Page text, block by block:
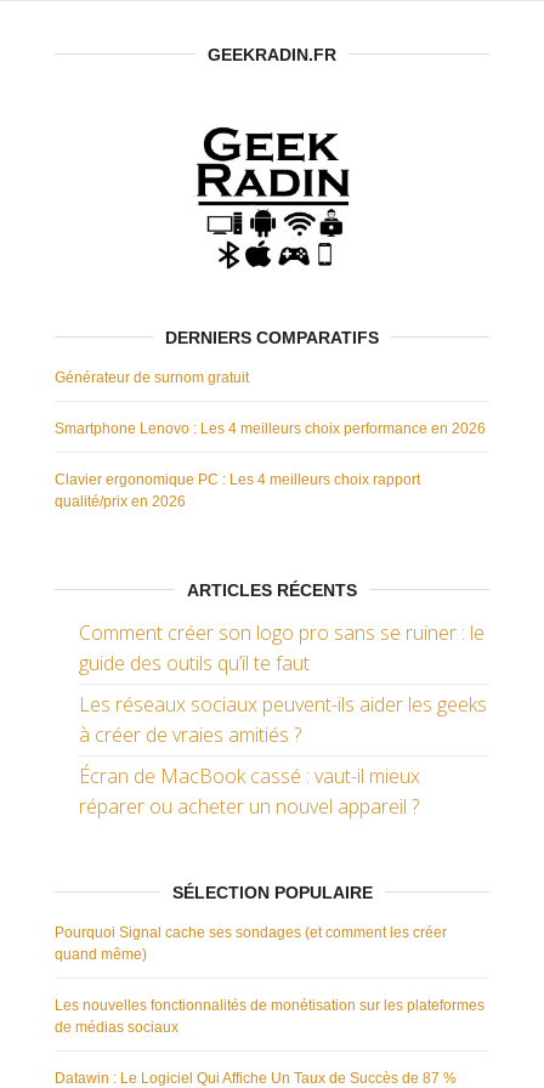
GEEKRADIN.FR
DERNIERS COMPARATIFS
Générateur de surnom gratuit
Smartphone Lenovo : Les 4 meilleurs choix performance en 2026
Clavier ergonomique PC : Les 4 meilleurs choix rapport
qualité/prix en 2026
ARTICLES RÉCENTS
Comment créer son logo pro sans se ruiner : le
guide des outils qu’il te faut
Les réseaux sociaux peuvent-ils aider les geeks
à créer de vraies amitiés ?
Écran de MacBook cassé : vaut-il mieux
réparer ou acheter un nouvel appareil ?
SÉLECTION POPULAIRE
Pourquoi Signal cache ses sondages (et comment les créer
quand même)
Les nouvelles fonctionnalités de monétisation sur les plateformes
de médias sociaux
Datawin : Le Logiciel Qui Affiche Un Taux de Succès de 87 %